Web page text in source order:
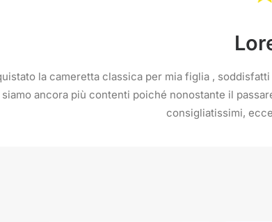
la cameretta classica per mia figlia ,
ancora più contenti poiché nonostante il
consigliatissimi,